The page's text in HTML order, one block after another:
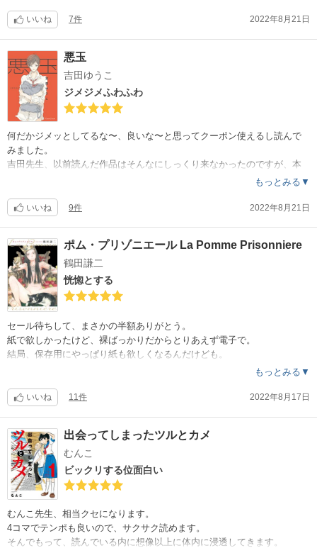
くて読みやすかったです。
恋愛に一生懸命だった頃の自分と重ねて、不器用に傷ついていた事を思
い出しました。
そういうこと全部含めて恋することの良さだなと、歳を重ねた今なら分
かる…
あらすじを読んでもっと辛い感じかと思いましたが、とても温かい気持
ちで読み終えました。
良い作品に出会えたと思います。
いいね 7件 2022年8月21日
悪玉
吉田ゆうこ
ジメジメふわふわ
何だかジメッとしてるな〜、良いな〜と思ってクーポン使えるし読んで
みました。
吉田先生、以前読んだ作品はそんなにしっくり来なかったのですが、本
続けて、芸能人同士のお話です。
お話が面白いというより、見せ方が色気があるし上手いなと思います。
この雰囲気に巻き込まれる素質がある人が読むとどっぷりハマるのかな
と思いました。
エロさとか、ビシッと腑に落ちるストーリーを求めると物足りなさ感じ
てしまうかもですね。
ずっとジメッと感が漂っていながら、絵柄の効果もあってふわふわ優し
い。
こういうハッキリしない心地良さ、とても好きです。
もっとみる▼
いいね 9件 2022年8月21日
ポム・プリゾニエール La Pomme Prisonniere
鶴田謙二
恍惚とする
セール待ちして、まさかの半額ありがとう。
紙で欲しかったけど、裸ばっかりだからとりあえず電子で。
結局、保存用にやっぱり紙も欲しくなるんだけども。
セリフほとんど無いことに気が付かない位見惚れる。
もっとみる▼
いいね 11件 2022年8月17日
出会ってしまったツルとカメ
むんこ
ビックリする位面白い
むんこ先生、相当クセになります。
4コマでテンポも良いので、サクサク読めます。
そんでもって、読んでいる内に想像以上に体内に浸透してきます。